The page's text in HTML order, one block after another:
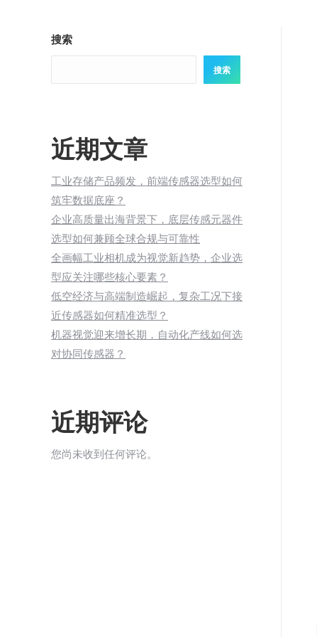
搜索
搜索
近期文章
工业存储产品频发，前端传感器选型如何
筑牢数据底座？
企业高质量出海背景下，底层传感元器件
选型如何兼顾全球合规与可靠性
全画幅工业相机成为视觉新趋势，企业选
型应关注哪些核心要素？
低空经济与高端制造崛起，复杂工况下接
近传感器如何精准选型？
机器视觉迎来增长期，自动化产线如何选
对协同传感器？
近期评论
您尚未收到任何评论。